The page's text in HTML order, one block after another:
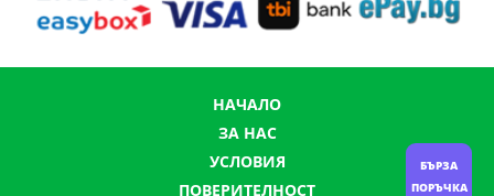
НАЧАЛО
ЗА НАС
УСЛОВИЯ
ПОВЕРИТЕЛНОСТ
БЪРЗА
ПОРЪЧКА